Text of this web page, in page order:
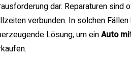
dar. Reparaturen sind
verbunden. In solchen
Lösung, um einAuto